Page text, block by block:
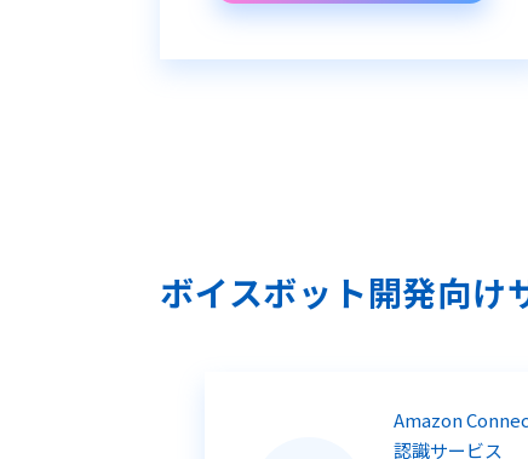
ボイスボット開発向け
Amazon
認識サービス